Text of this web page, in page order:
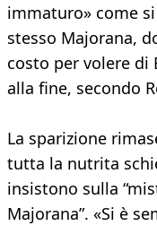
immaturo» come
stesso Majorana,
costo per volere di
alla fine, secondo
La sparizione
tutta la nutrita
insistono sulla
Majorana”. «Si è